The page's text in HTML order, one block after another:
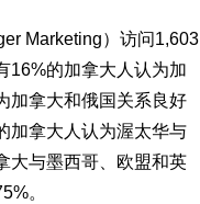
Marketing）访问1,603
16%的加拿大人认为加
加拿大和俄国关系良好
加拿大人认为渥太华与
大与墨西哥、欧盟和英
。